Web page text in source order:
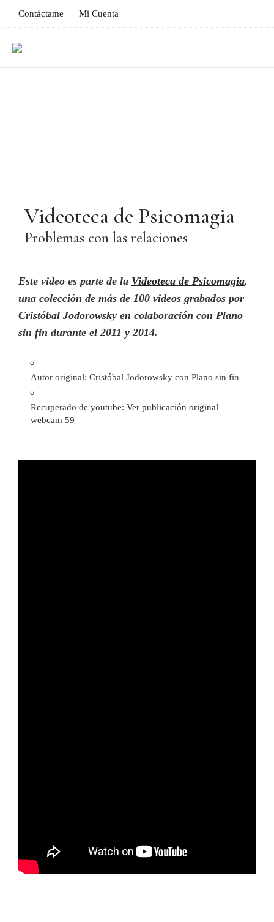
Contáctame Mi Cuenta
Videoteca de Psicomagia
Problemas con las relaciones
Este video es parte de la Videoteca de Psicomagia,
una colección de más de 100 videos grabados por
Cristóbal Jodorowsky en colaboración con Plano
sin fin durante el 2011 y 2014.
Autor original: Cristóbal Jodorowsky con Plano sin fin
Recuperado de youtube: Ver publicación original –
webcam 59